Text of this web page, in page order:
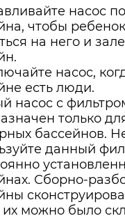
насос
чтобы
на него и
насос,
есть люди.
насос с
только
бассейнов.
данный
Сборно-
можно было